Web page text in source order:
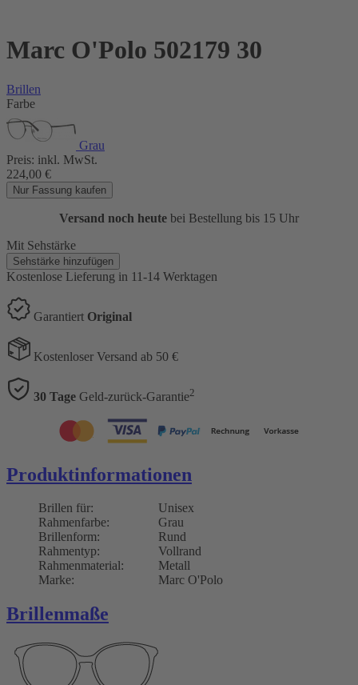
Marc O'Polo 502179 30
Brillen
Farbe
Grau
Preis: inkl. MwSt.
224,00 €
Nur Fassung kaufen
Versand noch heute bei Bestellung bis 15 Uhr
Mit Sehstärke
Sehstärke hinzufügen
Kostenlose Lieferung in 11-14 Werktagen
Garantiert Original
Kostenloser Versand ab 50 €
30 Tage Geld-zurück-Garantie2
Produktinformationen
Brillen für:
Unisex
Rahmenfarbe:
Grau
Brillenform:
Rund
Rahmentyp:
Vollrand
Rahmenmaterial:
Metall
Marke:
Marc O'Polo
Brillenmaße